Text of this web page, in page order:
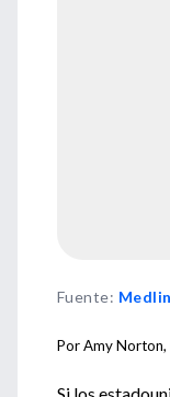
Fuente:
Por Amy Norton,